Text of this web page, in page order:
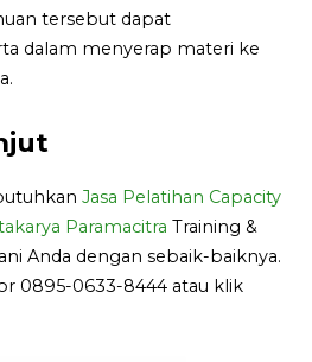
tersebut dapat
dalam menyerap materi ke
Jasa Pelatihan Capacity
Paramacitra Training &
Anda dengan sebaik-baiknya.
0895-0633-8444 atau klik